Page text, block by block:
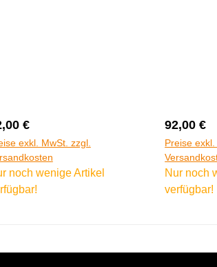
Preis:
€
exkl. MwSt. zzgl.
noch wenige Artikel
92,00 €
Preise exkl.
Nur noch
verfügbar!